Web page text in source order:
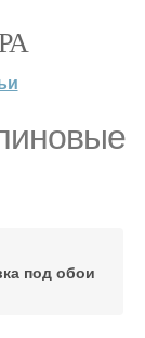
под обои